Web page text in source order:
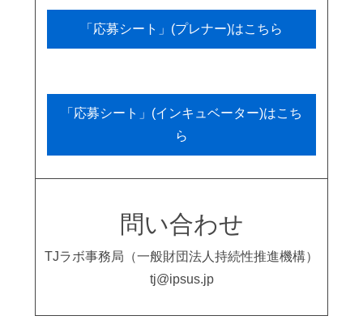
「応募シート」(プレナー)はこちら
「応募シート」(インキュベーター)はこち
ら
問い合わせ
TJラボ事務局（一般財団法人持続性推進機構）
tj@ipsus.jp